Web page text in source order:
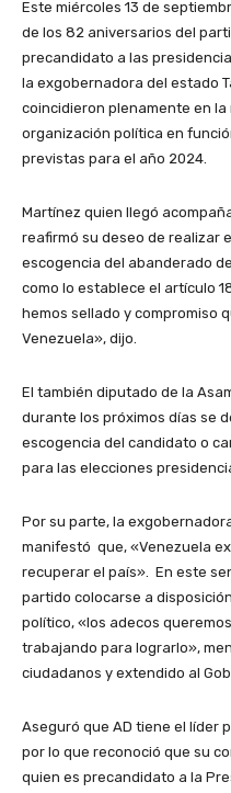
Este miércoles 13 de
de los 82 aniversarios del
precandidato a las
la exgobernadora del estado
coincidieron plenamente en
organización política en
previstas para el año 2024.
Martínez quien llegó
reafirmó su deseo de realizar
escogencia del abanderado
como lo establece el artículo
hemos sellado y compromiso
Venezuela», dijo.
El también diputado de la
durante los próximos días se
escogencia del candidato o
para las elecciones
Por su parte, la
manifestó que, «Venezuela
recuperar el país». En este
partido colocarse a
político, «los adecos
trabajando para lograrlo»,
ciudadanos y extendido al
Aseguró que AD tiene el líder
por lo que reconoció que su
quien es precandidato a la